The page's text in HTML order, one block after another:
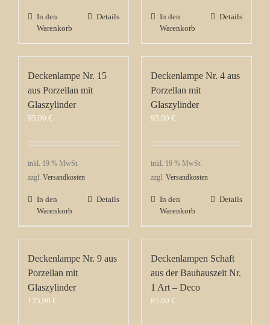
In den
Warenkorb
Details
In den
Warenkorb
Details
Deckenlampe Nr. 15
aus Porzellan mit
Glaszylinder
95,00 €
inkl. 19 % MwSt.
zzgl. Versandkosten
In den
Warenkorb
Details
Deckenlampe Nr. 4 aus
Porzellan mit
Glaszylinder
95,00 €
inkl. 19 % MwSt.
zzgl. Versandkosten
In den
Warenkorb
Details
Deckenlampe Nr. 9 aus
Porzellan mit
Glaszylinder
125,00 €
Deckenlampen Schaft
aus der Bauhauszeit Nr.
1 Art – Deco
85,00 €